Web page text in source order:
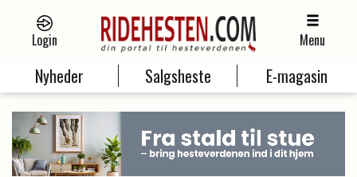
Login Menu
Nyheder Salgsheste E-magasin